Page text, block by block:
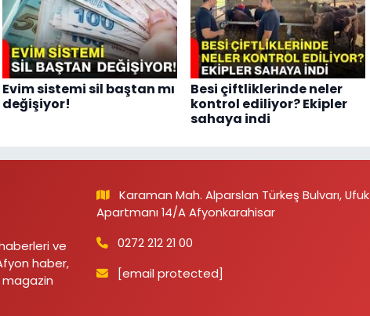
Evim sistemi sil baştan mı
değişiyor!
Besi çiftliklerinde neler
kontrol ediliyor? Ekipler
sahaya indi
ve
haber,
Karaman Mah. Alparslan Türkeş Bulvarı, Ufuk
Apartmanı 14/A Afyonkarahisar
0272 212 21 00
[email protected]